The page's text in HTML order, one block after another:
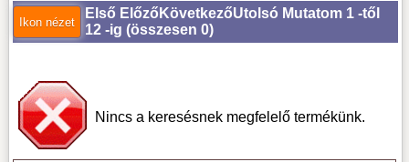
Első Előző KövetkezőUtolsó Mutatom 1 -től
12 -ig (összesen 0)
Nincs a keresésnek megfelelő termékünk.